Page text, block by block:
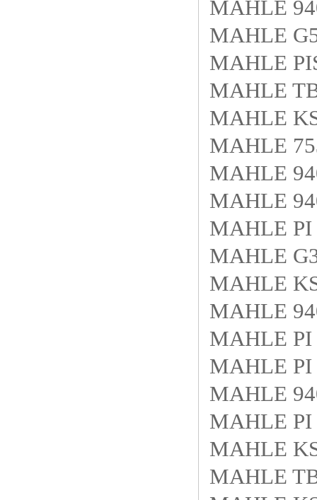
MAHLE
MAHLE
MAHLE
MAHLE
MAHLE
MAHLE
MAHLE
MAHLE
MAHLE PI
MAHLE
MAHLE
MAHLE
MAHLE PI
MAHLE PI
MAHLE
MAHLE PI
MAHLE
MAHLE